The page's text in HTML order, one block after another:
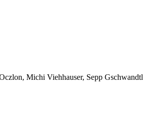
Michi Viehhauser, Sepp